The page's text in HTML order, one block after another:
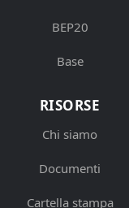
BEP20
Base
RISORSE
Chi siamo
Documenti
Cartella stampa